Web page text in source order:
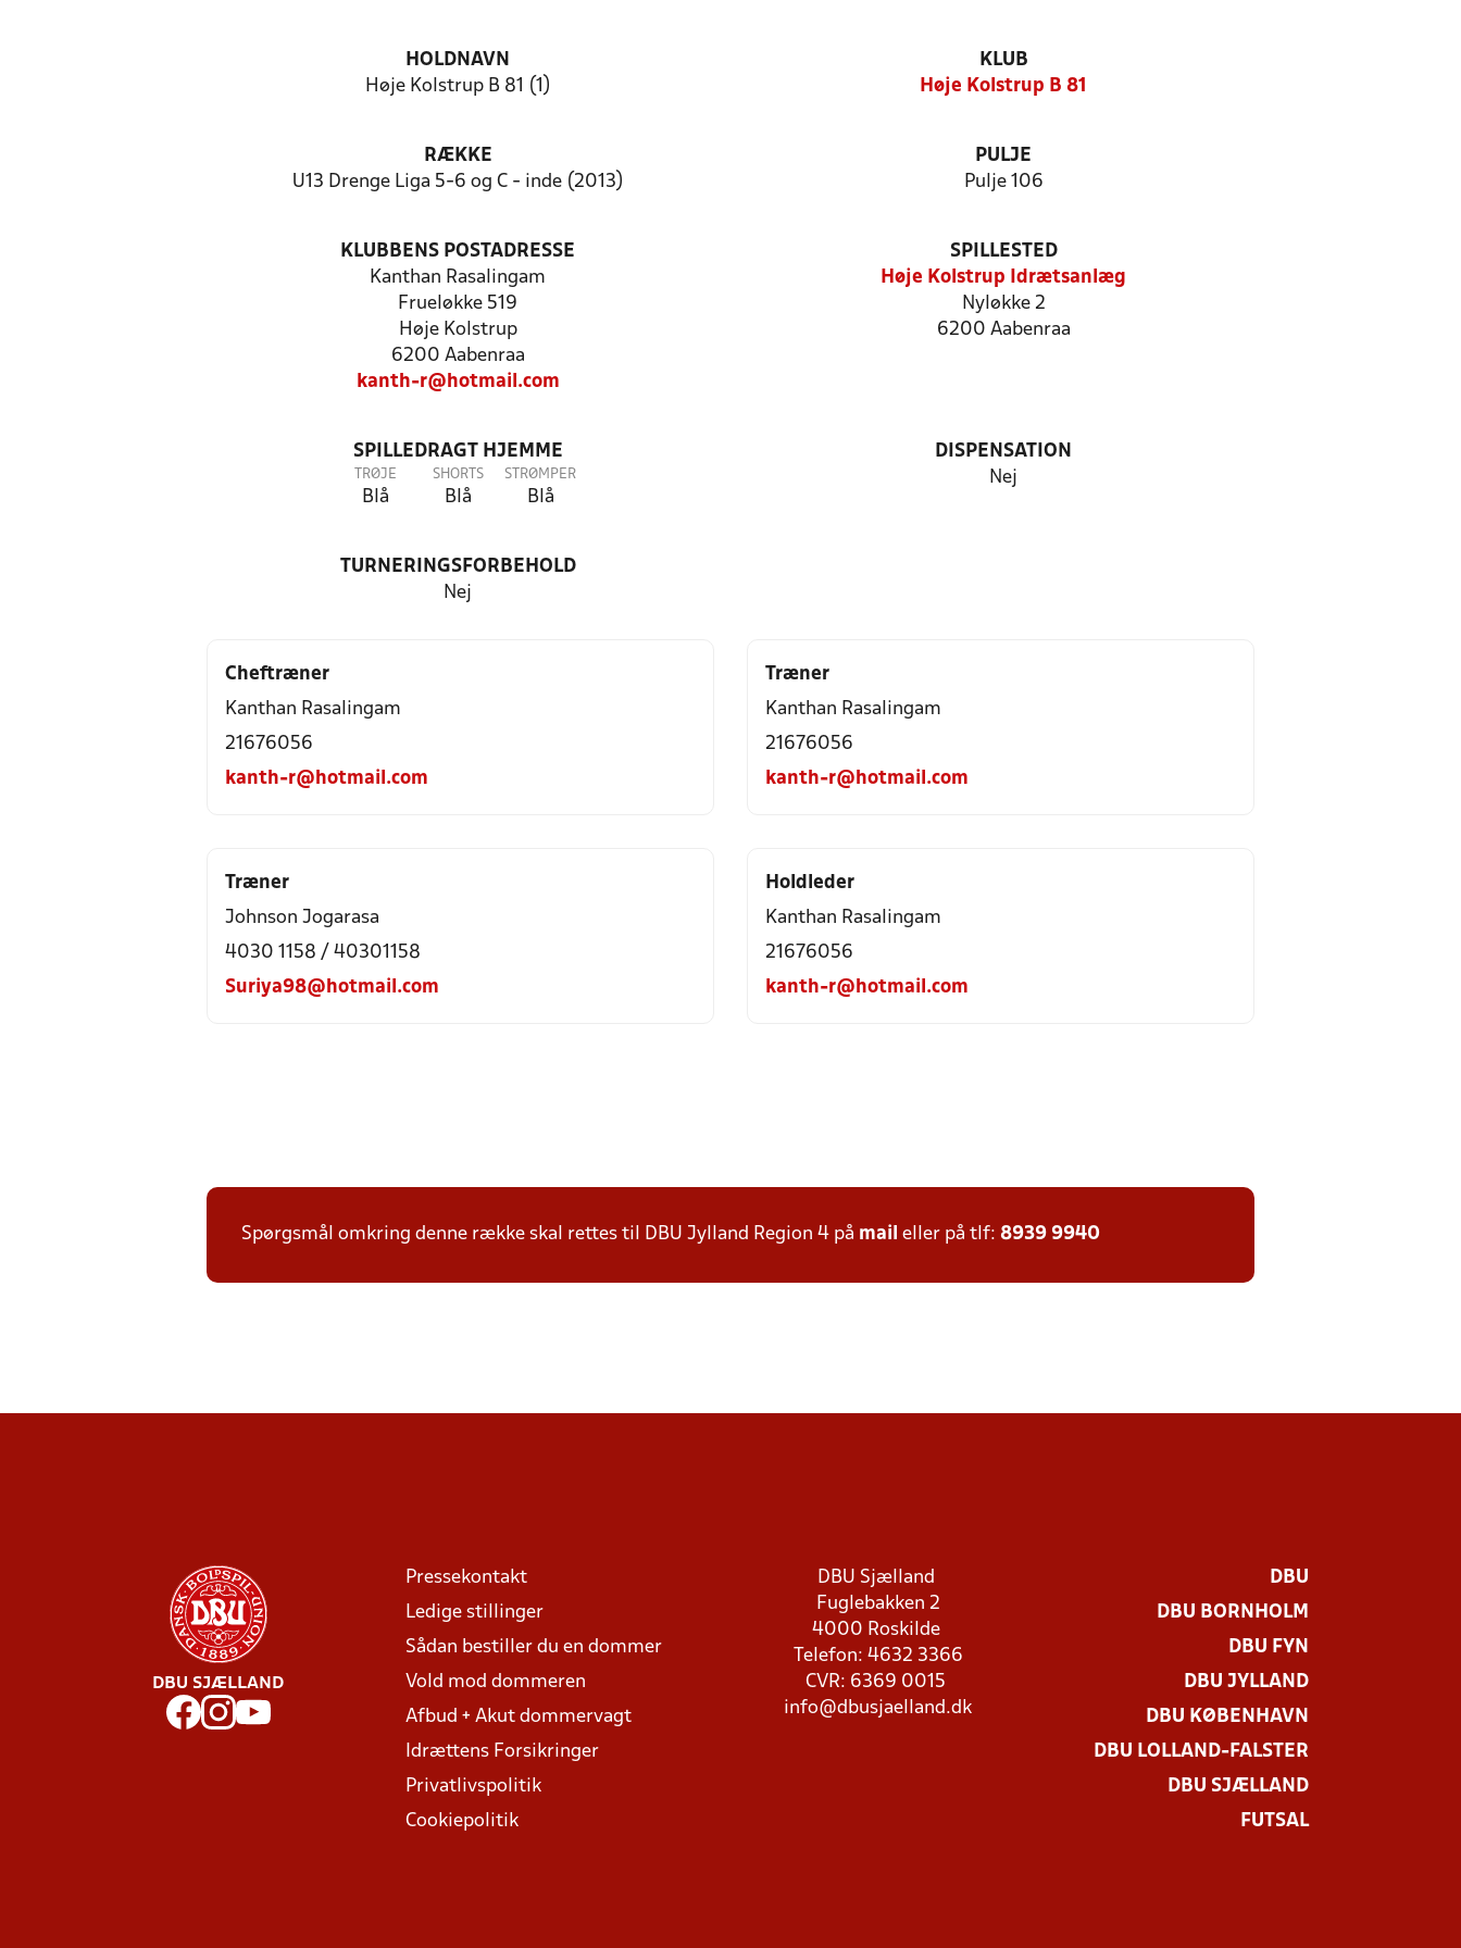
HOLDNAVN
Høje Kolstrup B 81 (1)
KLUB
Høje Kolstrup B 81
RÆKKE
U13 Drenge Liga 5-6 og C - inde (2013)
PULJE
Pulje 106
KLUBBENS POSTADRESSE
Kanthan Rasalingam
Frueløkke 519
Høje Kolstrup
6200 Aabenraa
kanth-r@hotmail.com
SPILLESTED
Høje Kolstrup Idrætsanlæg
Nyløkke 2
6200 Aabenraa
SPILLEDRAGT HJEMME
TRØJE
Blå
SHORTS
Blå
STRØMPER
Blå
DISPENSATION
Nej
TURNERINGSFORBEHOLD
Nej
Cheftræner
Kanthan Rasalingam
21676056
kanth-r@hotmail.com
Træner
Kanthan Rasalingam
21676056
kanth-r@hotmail.com
Træner
Johnson Jogarasa
4030 1158 / 40301158
Suriya98@hotmail.com
Holdleder
Kanthan Rasalingam
21676056
kanth-r@hotmail.com
Spørgsmål omkring denne række skal rettes til DBU Jylland Region 4 på mail eller på tlf: 8939 9940
DBU SJÆLLAND
Pressekontakt
Ledige stillinger
Sådan bestiller du en dommer
Vold mod dommeren
Afbud + Akut dommervagt
Idrættens Forsikringer
Privatlivspolitik
Cookiepolitik
DBU Sjælland
Fuglebakken 2
4000 Roskilde
Telefon: 4632 3366
CVR: 6369 0015
info@dbusjaelland.dk
DBU
DBU BORNHOLM
DBU FYN
DBU JYLLAND
DBU KØBENHAVN
DBU LOLLAND-FALSTER
DBU SJÆLLAND
FUTSAL